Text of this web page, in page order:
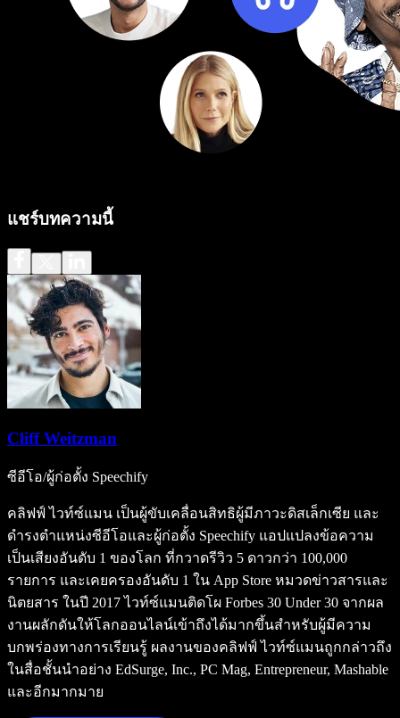
แชร์บทความนี้
Cliff Weitzman
ซีอีโอ/ผู้ก่อตั้ง Speechify
คลิฟฟ์ ไวท์ซ์แมน เป็นผู้ขับเคลื่อนสิทธิผู้มีภาวะดิสเล็กเซีย และ
ดำรงตำแหน่งซีอีโอและผู้ก่อตั้ง Speechify แอปแปลงข้อความ
เป็นเสียงอันดับ 1 ของโลก ที่กวาดรีวิว 5 ดาวกว่า 100,000
รายการ และเคยครองอันดับ 1 ใน App Store หมวดข่าวสารและ
นิตยสาร ในปี 2017 ไวท์ซ์แมนติดโผ Forbes 30 Under 30 จากผล
งานผลักดันให้โลกออนไลน์เข้าถึงได้มากขึ้นสำหรับผู้มีความ
บกพร่องทางการเรียนรู้ ผลงานของคลิฟฟ์ ไวท์ซ์แมนถูกกล่าวถึง
ในสื่อชั้นนำอย่าง EdSurge, Inc., PC Mag, Entrepreneur, Mashable
และอีกมากมาย